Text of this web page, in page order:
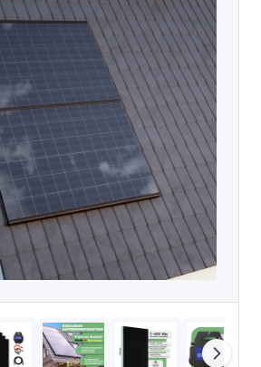
Reihen hochkant / 4
Module